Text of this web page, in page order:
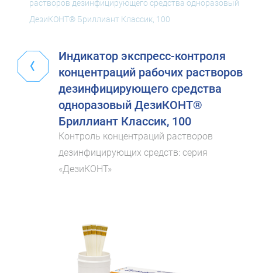
растворов дезинфицирующего средства одноразовый
ДезиКОНТ® Бриллиант Классик, 100
Индикатор экспресс-контроля
концентраций рабочих растворов
дезинфицирующего средства
одноразовый ДезиКОНТ®
Бриллиант Классик, 100
Контроль концентраций растворов
дезинфицирующих средств: серия
«ДезиКОНТ»